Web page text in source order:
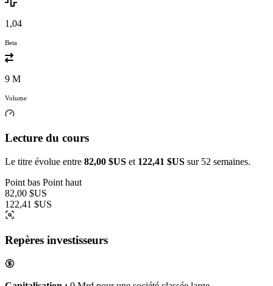
1,04
Beta
9 M
Volume
Lecture du cours
Le titre évolue entre 82,00 $US et 122,41 $US sur 52 semaines.
Point bas Point haut
82,00 $US
122,41 $US
Repères investisseurs